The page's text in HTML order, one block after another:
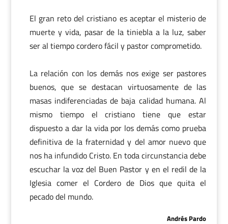
El gran reto del cristiano es aceptar el misterio de
muerte y vida, pasar de la tiniebla a la luz, saber
ser al tiempo cordero fácil y pastor comprometido.
La relación con los demás nos exige ser pastores
buenos, que se destacan virtuosamente de las
masas indiferenciadas de baja calidad humana. Al
mismo tiempo el cristiano tiene que estar
dispuesto a dar la vida por los demás como prueba
definitiva de la fraternidad y del amor nuevo que
nos ha infundido Cristo. En toda circunstancia debe
escuchar la voz del Buen Pastor y en el redil de la
Iglesia comer el Cordero de Dios que quita el
pecado del mundo.
Andrés Pardo